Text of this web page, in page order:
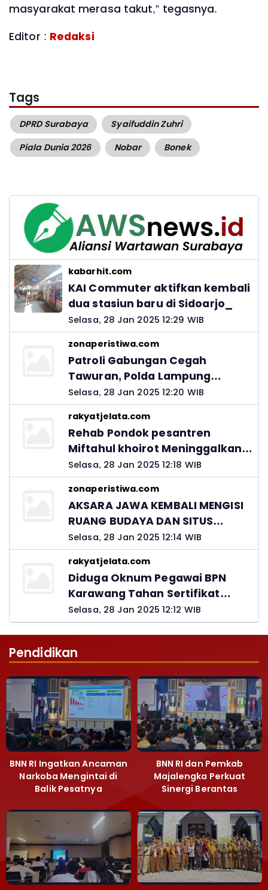
masyarakat merasa takut,” tegasnya.
Editor : Redaksi
Tags
DPRD Surabaya
Syaifuddin Zuhri
Piala Dunia 2026
Nobar Bonek
kabarhit.com
KAI Commuter aktifkan kembali
dua stasiun baru di Sidoarjo_
Selasa, 28 Jan 2025 12:29 WIB
zonaperistiwa.com
Patroli Gabungan Cegah
Tawuran, Polda Lampung
Ingatkan Peran Orang Tua
Selasa, 28 Jan 2025 12:20 WIB
rakyatjelata.com
Rehab Pondok pesantren
Miftahul khoirot Meninggalkan
Hutang Ke Material, Mantan
Kadis PUPR Harus Bertanggung
Jawab
Selasa, 28 Jan 2025 12:18 WIB
zonaperistiwa.com
AKSARA JAWA KEMBALI MENGISI
RUANG BUDAYA DAN SITUS
LELUHUR NUSANTARA
Selasa, 28 Jan 2025 12:14 WIB
rakyatjelata.com
Diduga Oknum Pegawai BPN
Karawang Tahan Sertifikat
Pemohon PTSL
Selasa, 28 Jan 2025 12:12 WIB
Pendidikan
BNN RI Ingatkan Ancaman
Narkoba Mengintai di
Balik Pesatnya
Majalengka
BNN RI dan Pemkab
Majalengka Perkuat
Sinergi Berantas
Narkoba